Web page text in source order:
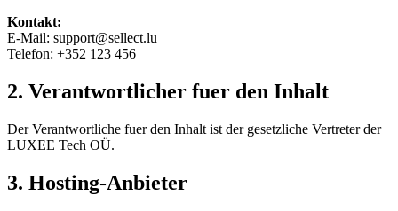
Kontakt:
E-Mail: support@sellect.lu
Telefon: +352 123 456
2. Verantwortlicher fuer den Inhalt
Der Verantwortliche fuer den Inhalt ist der gesetzliche Vertreter der
LUXEE Tech OÜ.
3. Hosting-Anbieter